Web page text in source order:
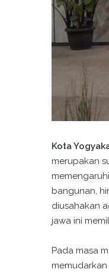
Kota
merupakan
bangunan,
diusahakan
jawa ini
Pada masa